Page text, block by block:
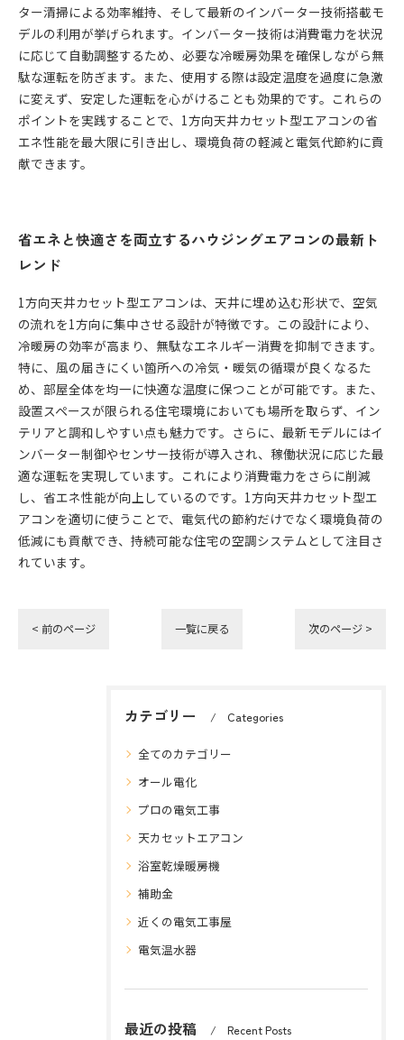
ター清掃による効率維持、そして最新のインバーター技術搭載モ
デルの利用が挙げられます。インバーター技術は消費電力を状況
に応じて自動調整するため、必要な冷暖房効果を確保しながら無
駄な運転を防ぎます。また、使用する際は設定温度を過度に急激
に変えず、安定した運転を心がけることも効果的です。これらの
ポイントを実践することで、1方向天井カセット型エアコンの省
エネ性能を最大限に引き出し、環境負荷の軽減と電気代節約に貢
献できます。
省エネと快適さを両立するハウジングエアコンの最新ト
レンド
1方向天井カセット型エアコンは、天井に埋め込む形状で、空気
の流れを1方向に集中させる設計が特徴です。この設計により、
冷暖房の効率が高まり、無駄なエネルギー消費を抑制できます。
特に、風の届きにくい箇所への冷気・暖気の循環が良くなるた
め、部屋全体を均一に快適な温度に保つことが可能です。また、
設置スペースが限られる住宅環境においても場所を取らず、イン
テリアと調和しやすい点も魅力です。さらに、最新モデルにはイ
ンバーター制御やセンサー技術が導入され、稼働状況に応じた最
適な運転を実現しています。これにより消費電力をさらに削減
し、省エネ性能が向上しているのです。1方向天井カセット型エ
アコンを適切に使うことで、電気代の節約だけでなく環境負荷の
低減にも貢献でき、持続可能な住宅の空調システムとして注目さ
れています。
< 前のページ 一覧に戻る 次のページ >
カテゴリー Categories
全てのカテゴリー
オール電化
プロの電気工事
天カセットエアコン
浴室乾燥暖房機
補助金
近くの電気工事屋
電気温水器
最近の投稿 Recent Posts